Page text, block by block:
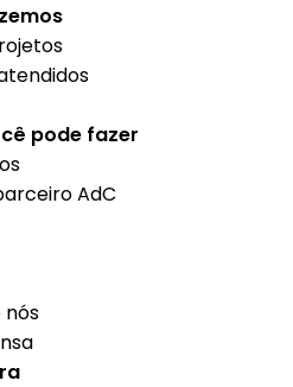
pode fazer
AdC
nós